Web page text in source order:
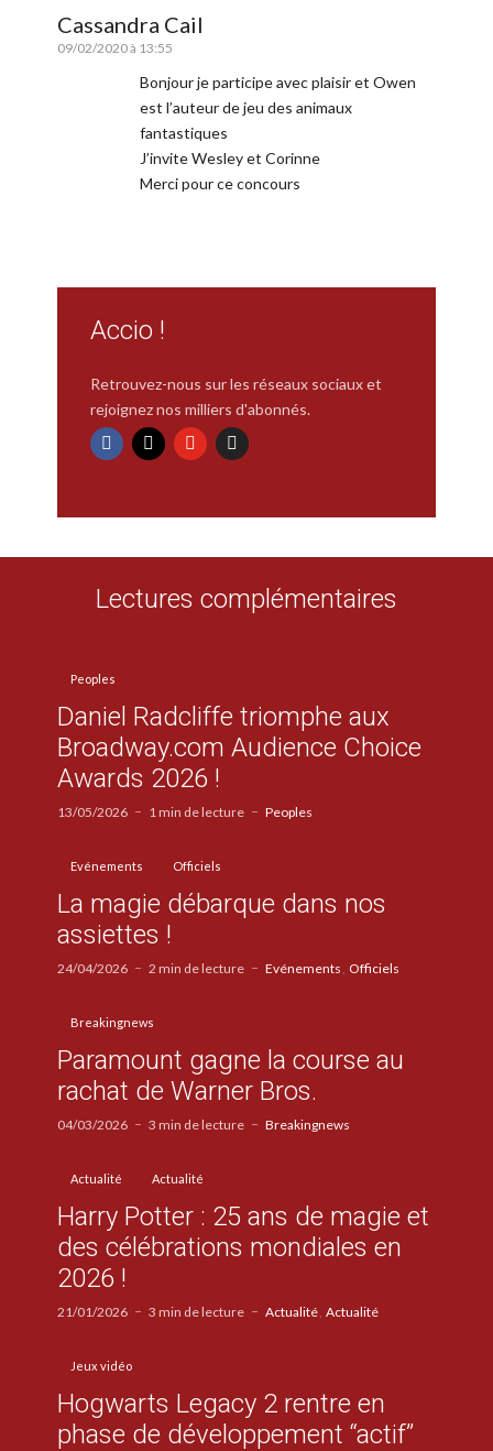
Cassandra Cail
09/02/2020 à 13:55
Bonjour je participe avec plaisir et Owen
est l’auteur de jeu des animaux
fantastiques
J’invite Wesley et Corinne
Merci pour ce concours
Accio !
Retrouvez-nous sur les réseaux sociaux et
rejoignez nos milliers d'abonnés.
Lectures complémentaires
Peoples
Daniel Radcliffe triomphe aux
Broadway.com Audience Choice
Awards 2026 !
13/05/2026 1 min de lecture Peoples
Evénements Officiels
La magie débarque dans nos
assiettes !
24/04/2026 2 min de lecture Evénements Officiels
Breakingnews
Paramount gagne la course au
rachat de Warner Bros.
04/03/2026 3 min de lecture Breakingnews
Actualité Actualité
Harry Potter : 25 ans de magie et
des célébrations mondiales en
2026 !
21/01/2026 3 min de lecture Actualité Actualité
Jeux vidéo
Hogwarts Legacy 2 rentre en
phase de développement “actif”